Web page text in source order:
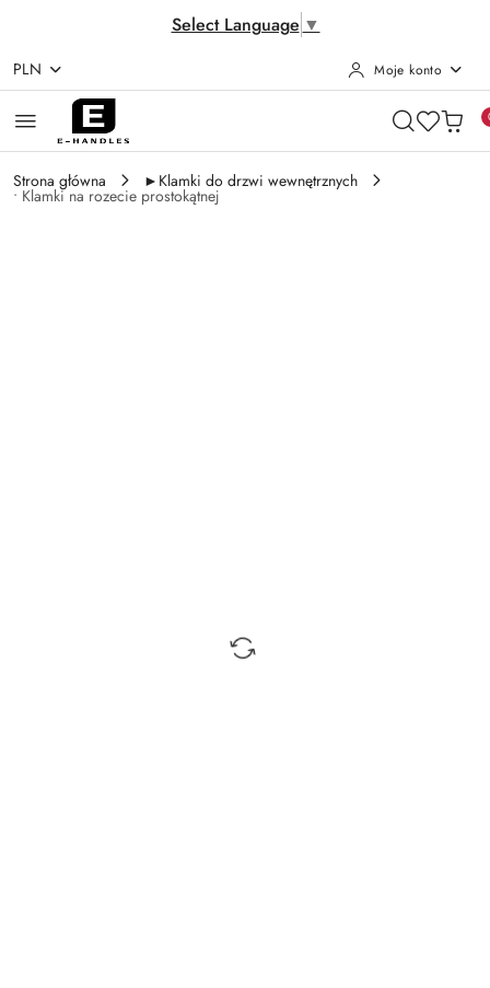
Select Language ▼
Przejdź do treści głównej
Przejdź do wyszukiwarki
Przejdź do moje konto
Przejdź do menu głównego
Przejdź do opisu produktu
Przejdź do stopki
PLN Moje konto
Strona główna ►Klamki do drzwi wewnętrznych
• Klamki na rozecie prostokątnej